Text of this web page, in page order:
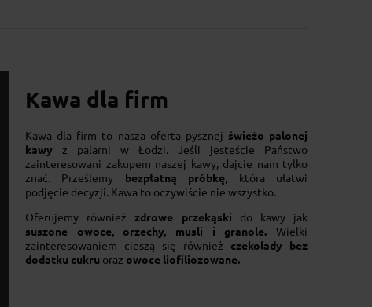
Kawa dla firm
Kawa dla firm to nasza oferta pysznej świeżo palonej
kawy z palarni w Łodzi. Jeśli jesteście Państwo
zainteresowani zakupem naszej kawy, dajcie nam tylko
znać. Prześlemy bezpłatną próbkę, która ułatwi
podjęcie decyzji. Kawa to oczywiście nie wszystko.
Oferujemy równieżzdrowe przekąski do kawy jak
suszone owoce, orzechy, musli i granole. Wielki
zainteresowaniem cieszą się również czekolady bez
dodatku cukru oraz owoce liofiliozowane.